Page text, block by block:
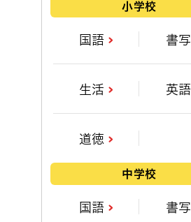
小学校
国語 書写
生活 英語
道徳
中学校
国語 書写